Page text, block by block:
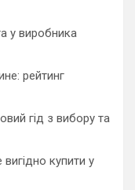
у виробника
рейтинг
гід з вибору та
вигідно купити у